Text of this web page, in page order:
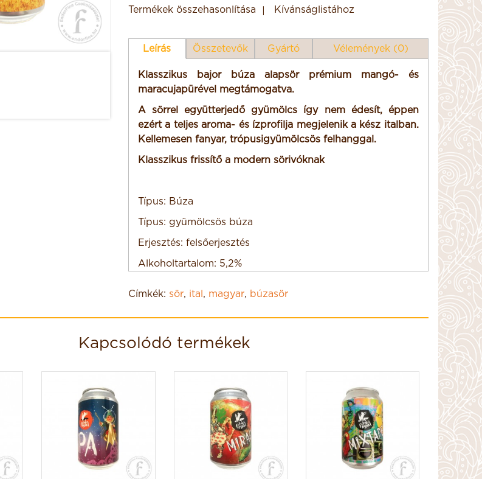
Termékek összehasonlítása Kívánságlistához
Leírás Összetevők Gyártó Vélemények (0)
Klasszikus bajor búza alapsör prémium mangó- és
maracujapürével megtámogatva.
A sörrel együtterjedő gyümölcs így nem édesít, éppen
ezért a teljes aroma- és ízprofilja megjelenik a kész italban.
Kellemesen fanyar, trópusigyümölcsös felhanggal.
Klasszikus frissítő a modern sörivóknak
Típus: Búza
Típus: gyümölcsös búza
Erjesztés: felsőerjesztés
Alkoholtartalom: 5,2%
Egyéb: -
Címkék: sör, ital, magyar, búzasör
Kapcsolódó termékek